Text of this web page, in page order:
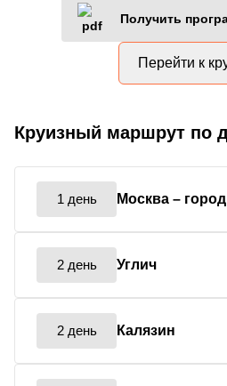
Получить
Перейти к
Круизный маршрут по
1 день Москва –
2 день Углич
2 день Калязин